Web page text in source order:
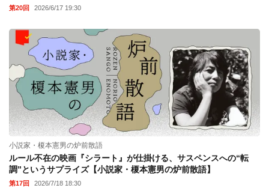
第20回 2026/6/17 19:30
小説家・榎本憲男の炉前散語
ルール不在の映画『シラート』が仕掛ける、サスペンスへの“転
調”というサプライズ【小説家・榎本憲男の炉前散語】
第17回 2026/7/18 18:30